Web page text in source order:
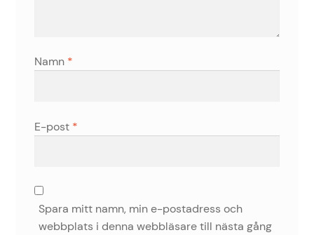
Namn *
E-post *
Spara mitt namn, min e-postadress och
webbplats i denna webbläsare till nästa gång